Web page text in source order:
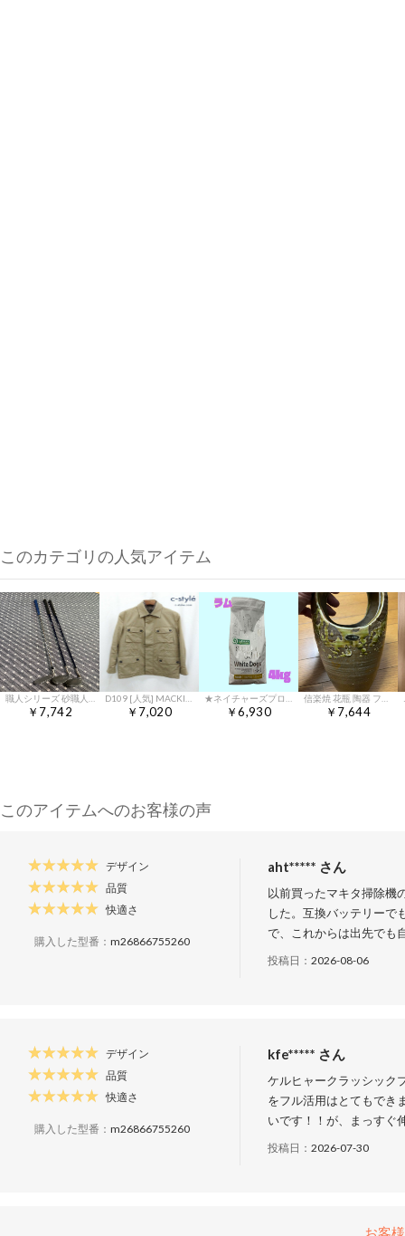
このカテゴリの人気アイテム
￥7,742 ￥7,020 ￥6,930 ￥7,644
このアイテムへのお客様の声
デザイン
品質
快適さ
購入した型番： m26866755260
aht***** さん
以前買ったマキタ掃除機
した。互換バッテリーで
で、これからは出先でも
投稿日： 2026-08-06
デザイン
品質
快適さ
購入した型番： m26866755260
kfe***** さん
ケルヒャークラッシック
をフル活用はとてもでき
いです！！が、まっすぐ
投稿日： 2026-07-30
お客